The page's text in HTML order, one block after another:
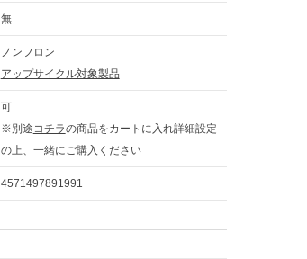
無
ノンフロン
アップサイクル対象製品
可
※別途コチラの商品をカートに入れ詳細設定
の上、一緒にご購入ください
4571497891991